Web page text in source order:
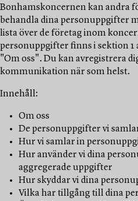
Bonhamskoncernen kan andra
behandla dina personuppgifter
lista över de företag inom
personuppgifter finns i sektion 1
"Om oss". Du kan avregistrera
kommunikation när som helst.
Innehåll:
Om oss
De personuppgifter vi
Hur vi samlar in
Hur använder vi dina
aggregerade uppgifter
Hur skyddar vi dina
Vilka har tillgång till dina